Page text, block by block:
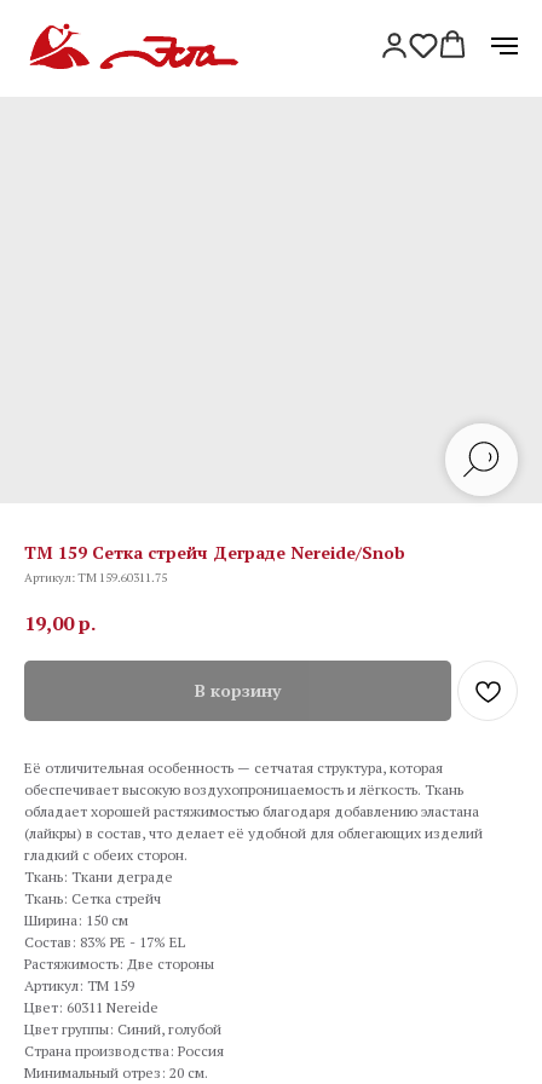
TM 159 Сетка стрейч Деграде Nereide/Snob
Артикул:TM 159.60311.75
19,00р.
В корзину
Её отличительная особенность — сетчатая структура, которая
обеспечивает высокую воздухопроницаемость и лёгкость. Ткань
обладает хорошей растяжимостью благодаря добавлению эластана
(лайкры) в состав, что делает её удобной для облегающих изделий
гладкий с обеих сторон.
Ткань: Ткани деграде
Ткань: Сетка стрейч
Ширина: 150 см
Состав: 83% PE - 17% EL
Растяжимость: Две стороны
Артикул: TM 159
Цвет: 60311 Nereide
Цвет группы: Синий, голубой
Страна производства: Россия
Минимальный отрез: 20 см.